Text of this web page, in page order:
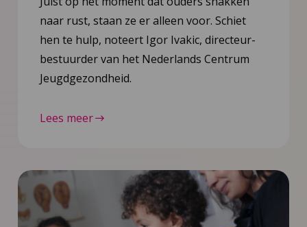
naar rust, staan ze er alleen voor. Schiet
hen te hulp, noteert Igor Ivakic, directeur-
bestuurder van het Nederlands Centrum
Jeugdgezondheid.
Lees meer